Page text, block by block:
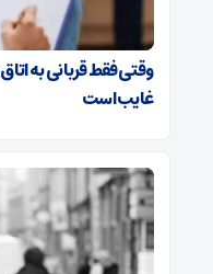
وقتی فقط قربانی به
غایب است